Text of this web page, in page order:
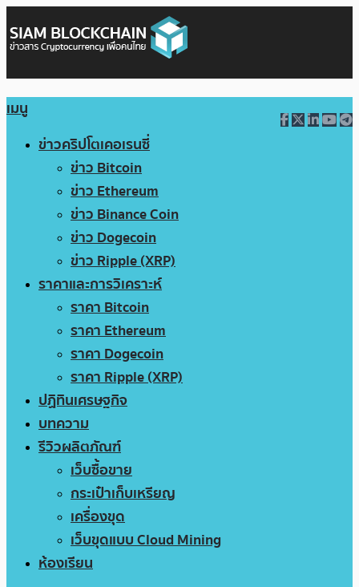
เมนู
ข่าวคริปโตเคอเรนซี่
ข่าว Bitcoin
ข่าว Ethereum
ข่าว Binance Coin
ข่าว Dogecoin
ข่าว Ripple (XRP)
ราคาและการวิเคราะห์
ราคา Bitcoin
ราคา Ethereum
ราคา Dogecoin
ราคา Ripple (XRP)
ปฏิทินเศรษฐกิจ
บทความ
รีวิวผลิตภัณฑ์
เว็บซื้อขาย
กระเป๋าเก็บเหรียญ
เครื่องขุด
เว็บขุดแบบ Cloud Mining
ห้องเรียน